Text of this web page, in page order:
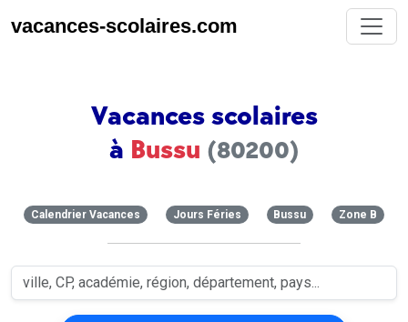
vacances-scolaires.com
Vacances scolaires
à Bussu (80200)
Calendrier Vacances Jours Féries Bussu Zone B